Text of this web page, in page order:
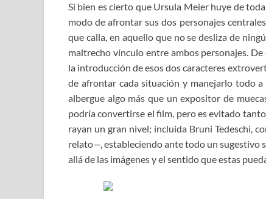
Si bien es cierto que Ursula Meier huye de
modo de afrontar sus dos personajes
que calla, en aquello que no se desliza de
maltrecho vínculo entre ambos personajes.
la introducción de esos dos caracteres
de afrontar cada situación y manejarlo todo
albergue algo más que un expositor de
podría convertirse el film, pero es evitado
rayan un gran nivel; incluida Bruni Tedeschi,
relato—, estableciendo ante todo un sugestivo
allá de las imágenes y el sentido que estas